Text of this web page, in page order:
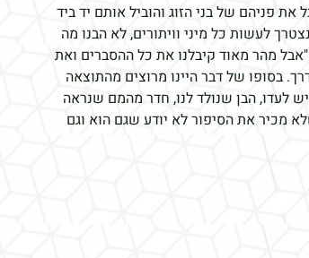
פניהם של בני הזוג והוביל אותם יד ביד
לעשות כל מיני וויתורים, לא הבנו מה
מהר מאוד קיבלנו את כל ההסברים ואת
בסופו של דבר היינו מרוצים מהתוצאה
לעדו, הבן שנולד לנו, חדר מהמם שנראה
מכיר את הסיפור לא יודע שגם הוא וגם